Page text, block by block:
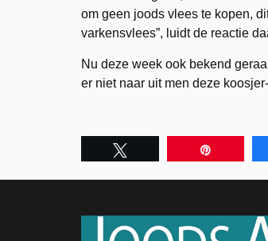
om geen joods vlees te kopen,
varkensvlees”, luidt de reactie
Nu deze week ook bekend
er niet naar uit men deze